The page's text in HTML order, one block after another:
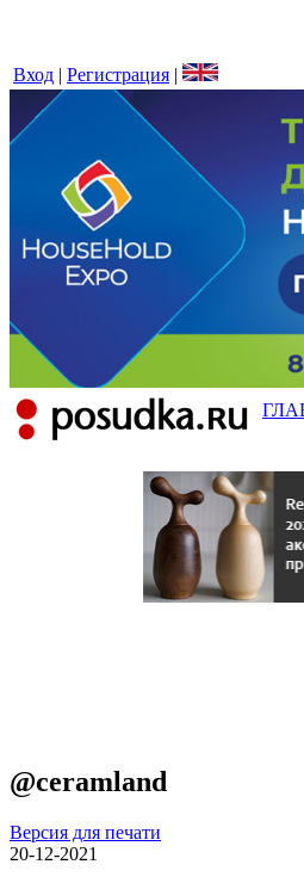
Вход | Регистрация |
@ceramland
Версия для печати
20-12-2021